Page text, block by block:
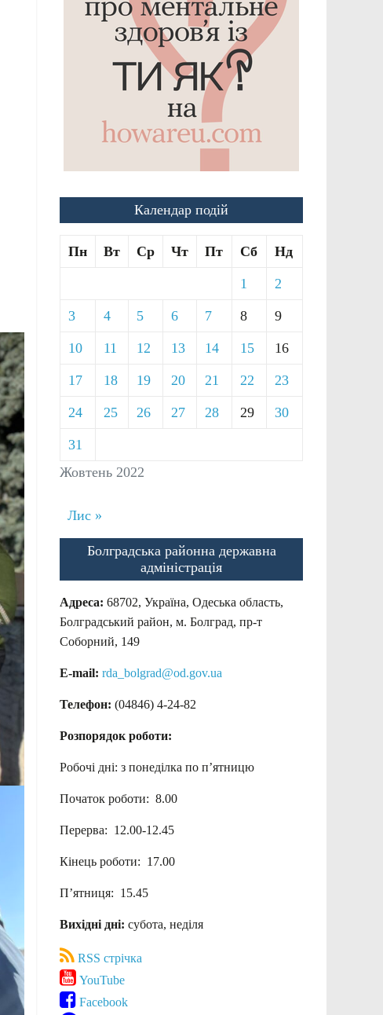
Календар подій
Жовтень 2022
Пн Вт Ср Чт Пт Сб Нд
1 2
3 4 5 6 7 8 9
10 11 12 13 14 15 16
17 18 19 20 21 22 23
24 25 26 27 28 29 30
31
Лис »
Болградська районна державна
адміністрація
Адреса: 68702, Україна, Одеська область,
Болградський район, м. Болград, пр-т
Соборний, 149
E-mail: rda_bolgrad@od.gov.ua
Телефон: (04846) 4-24-82
Розпорядок роботи:
Робочі дні: з понеділка по п’ятницю
Початок роботи: 8.00
Перерва: 12.00-12.45
Кінець роботи: 17.00
П’ятниця: 15.45
Вихідні дні: субота, неділя
RSS стрічка
YouTube
Facebook